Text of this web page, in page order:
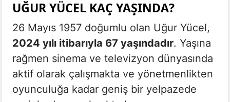
UĞUR YÜCEL KAÇ YAŞINDA?
26 Mayıs 1957 doğumlu olan Uğur Yücel,
2024 yılı itibarıyla 67 yaşındadır. Yaşına
rağmen sinema ve televizyon dünyasında
aktif olarak çalışmakta ve yönetmenlikten
oyunculuğa kadar geniş bir yelpazede